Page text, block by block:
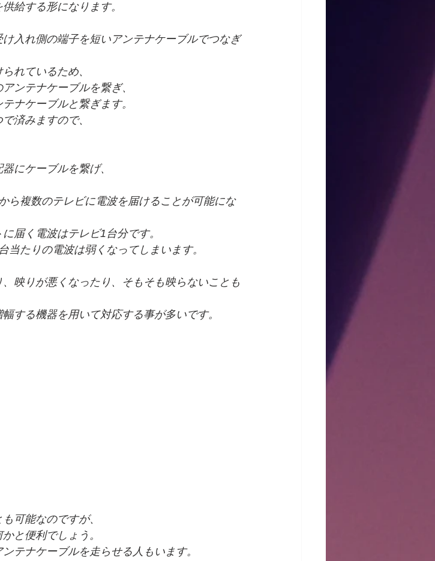
給する形になります。
入れ側の端子を短いアンテナケーブルでつなぎ
れているため、
ンテナケーブルを繋ぎ、
ナケーブルと繋ぎます。
済みますので、
にケーブルを繋げ、
ら複数のテレビに電波を届けることが可能にな
届く電波はテレビ1台分です。
たりの電波は弱くなってしまいます。
映りが悪くなったり、そもそも映らないことも
する機器を用いて対応する事が多いです。
可能なのですが、
と便利でしょう。
テナケーブルを走らせる人もいます。